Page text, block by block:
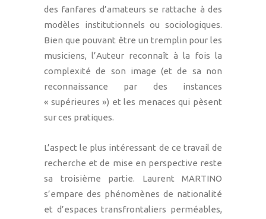
des fanfares d’amateurs se rattache à des
modèles institutionnels ou sociologiques.
Bien que pouvant être un tremplin pour les
musiciens, l’Auteur reconnaît à la fois la
complexité de son image (et de sa non
reconnaissance par des instances
« supérieures ») et les menaces qui pèsent
sur ces pratiques.
L’aspect le plus intéressant de ce travail de
recherche et de mise en perspective reste
sa troisième partie. Laurent MARTINO
s’empare des phénomènes de nationalité
et d’espaces transfrontaliers perméables,